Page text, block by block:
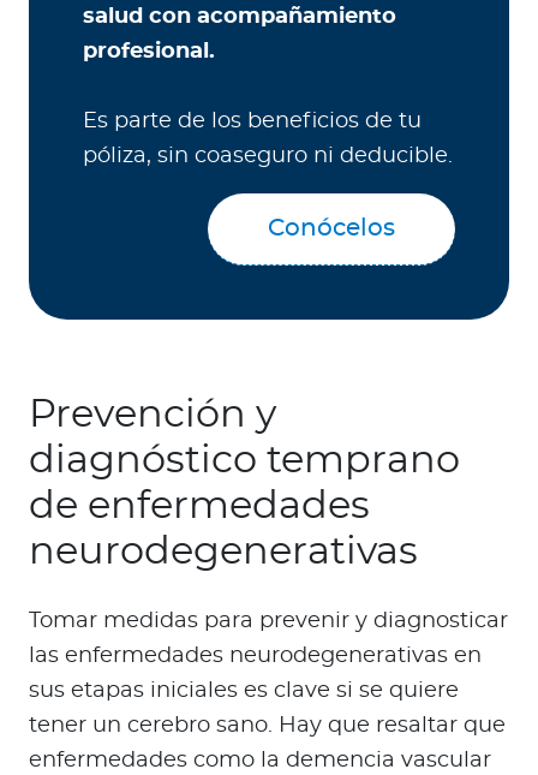
salud con acompañamiento
profesional.
Es parte de los beneficios de tu
póliza, sin coaseguro ni deducible.
Conócelos
Prevención y
diagnóstico temprano
de enfermedades
neurodegenerativas
Tomar medidas para prevenir y diagnosticar
las enfermedades neurodegenerativas en
sus etapas iniciales es clave si se quiere
tener un cerebro sano. Hay que resaltar que
enfermedades como la demencia vascular